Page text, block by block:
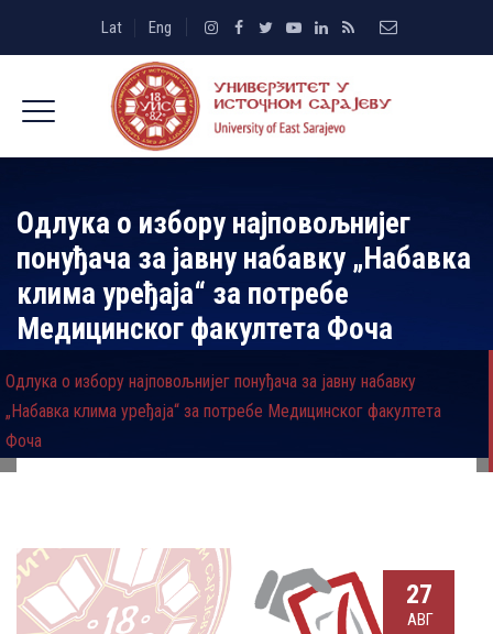
Lat Eng
Одлука о избору најповољнијег
понуђача за јавну набавку „Набавка
клима уређаја“ за потребе
Медицинског факултета Фоча
Одлука о избору најповољнијег понуђача за јавну набавку
„Набавка клима уређаја“ за потребе Медицинског факултета
Фоча
27
АВГ